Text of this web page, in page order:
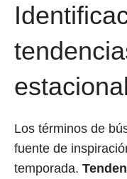
Los términos de
fuente de
temporada.